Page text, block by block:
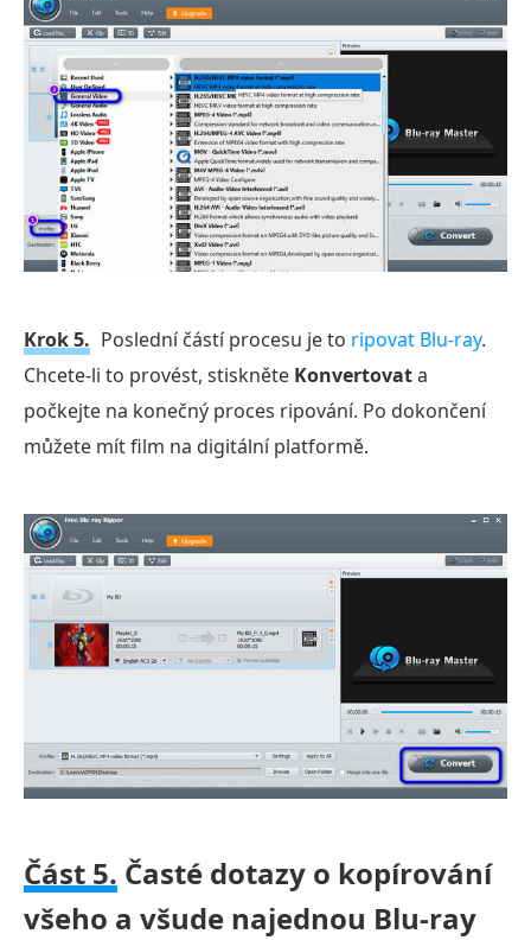
Krok 5. Poslední částí procesu je to ripovat Blu-ray.
Chcete-li to provést, stiskněte Konvertovata
počkejte na konečný proces ripování. Po dokončení
můžete mít film na digitální platformě.
Část 5. Časté dotazy o kopírování
všeho a všude najednou Blu-ray